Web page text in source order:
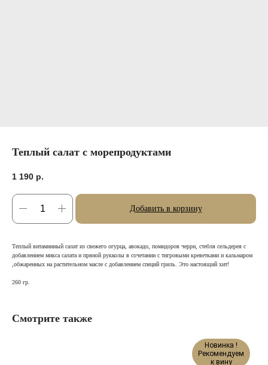
Теплый салат с морепродуктами
1 190 р.
Добавить в корзину
Теплый витаминный салат из свежего огурца, авокадо, помидоров черри, стебля сельдерея с
добавлением микса салата и пряной рукколы в сочетании с тигровыми креветками и кальмаром
,обжаренных на растительном масле с добавлением специй гриль. Это настоящий хит!
260 гр.
Смотрите также
Новинка !
Рекомендуем
к вину